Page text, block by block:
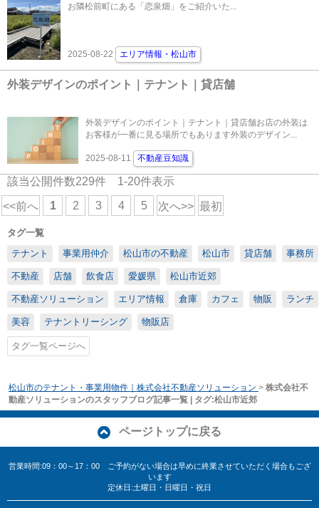
お隣松前町にある「恋泉畑」をご紹介いた...
2025-08-22 エリア情報・松山市
外装デザインのポイント｜テナント｜貸店舗
外装デザインのポイント｜テナント｜貸店舗お店の外装は
お客様が一番に見る場所でもあります外装のデザイン...
2025-08-11 不動産豆知識
該当公開件数229件 1-20件表示
<<前へ 1 2 3 4 5 次へ>> 最初
タグ一覧
テナント
事業用仲介 松山市の不動産 松山市 貸店舗 事務所
不動産 店舗 飲食店 愛媛県 松山市近郊
不動産ソリューション エリア情報 倉庫 カフェ 物販 ランチ
美容 テナントリーシング 物販店
タグ一覧ページへ
松山市のテナント・事業用物件｜株式会社不動産ソリューション > 株式会社不
動産ソリューションのスタッフブログ記事一覧 | タグ:松山市近郊
ページトップに戻る
営業時間:09：00～17：00 ご予約がない場合は早めに終業させていただく場合もござ
います
定休日:土曜日・日曜日・祝日